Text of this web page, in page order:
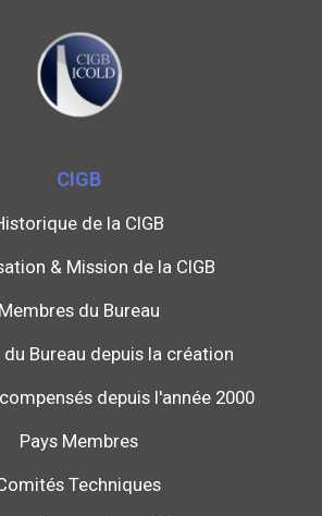
CIGB
de la CIGB
& Mission de la CIGB
Membres du Bureau
Bureau depuis la création
depuis l'année 2000
Pays Membres
Techniques